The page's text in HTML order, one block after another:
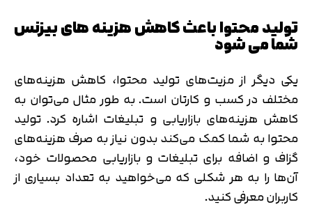
تولید محتوا باعث کاهش هزینه های بیزنس
شما می شود
یکی دیگر از مزیت‌های تولید محتوا، کاهش هزینه‌های
مختلف در کسب و کارتان است. به طور مثال می‌توان به
کاهش هزینه‌های بازاریابی و تبلیغات اشاره کرد. تولید
محتوا به شما کمک می‌کند بدون نیاز به صرف هزینه‌های
گزاف و اضافه برای تبلیغات و بازاریابی محصولات خود،
آن‌ها را به هر شکلی که می‌خواهید به تعداد بسیاری از
کاربران معرفی کنید.